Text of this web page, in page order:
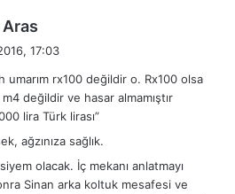
i
k
i
:
17:03
umarım rx100 değildir o. Rx100 olsa
m4 değildir ve hasar almamıştır
lira Türk lirası”
ağzınıza sağlık.
olacak. İç mekanı anlatmayı
Sinan arka koltuk mesafesi ve